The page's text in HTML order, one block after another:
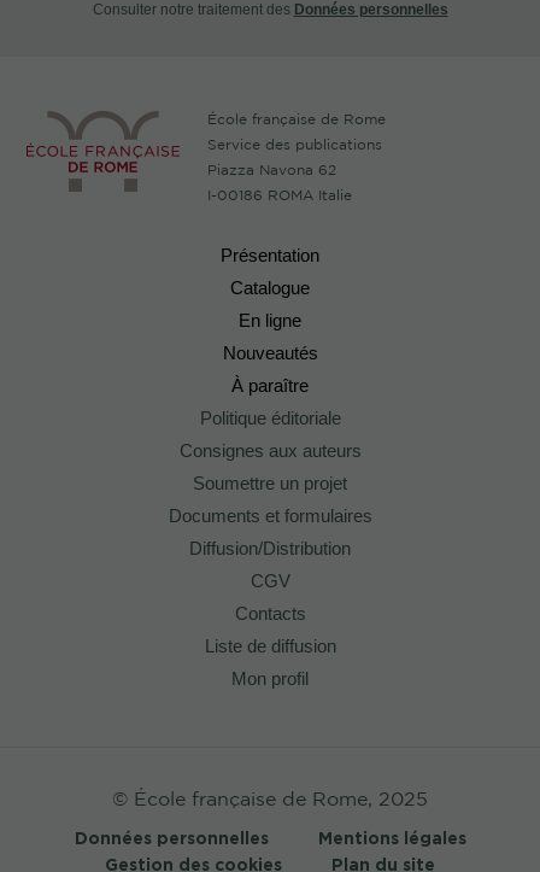
Consulter notre traitement des Données personnelles
École française de Rome
Service des publications
Piazza Navona 62
I-00186 ROMA Italie
Présentation
Catalogue
En ligne
Nouveautés
À paraître
Politique éditoriale
Consignes aux auteurs
Soumettre un projet
Documents et formulaires
Diffusion/Distribution
CGV
Contacts
Liste de diffusion
Mon profil
© École française de Rome, 2025
Données personnelles
Mentions légales
Gestion des cookies
Plan du site